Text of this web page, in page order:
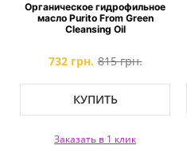
Органическое гидрофильное
масло Purito From Green
Cleansing Oil
732 грн. 815 грн.
КУПИТЬ
Заказать в 1 клик